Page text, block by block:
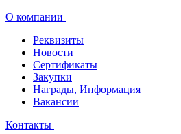
О компании
Реквизиты
Новости
Сертификаты
Закупки
Награды, Информация
Вакансии
Контакты